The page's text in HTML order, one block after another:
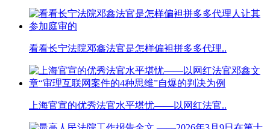
看看长宁法院邓鑫法官是怎样偏袒拼多多代理..
上海官宣的优秀法官水平堪忧——以网红法官..